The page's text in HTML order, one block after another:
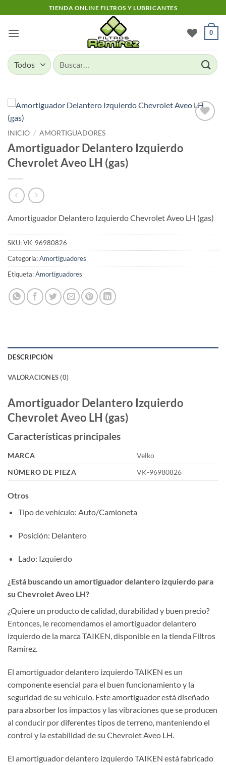
to
content
TIENDA ONLINE FILTROS Y LUBRICANTES
0
Buscar
por:
INICIO / AMORTIGUADORES
Amortiguador Delantero Izquierdo
Chevrolet Aveo LH (gas)
Amortiguador Delantero Izquierdo Chevrolet Aveo LH (gas)
SKU:VK-96980826
Categoría:Amortiguadores
Etiqueta:Amortiguadores
DESCRIPCIÓN
VALORACIONES (0)
Amortiguador Delantero Izquierdo
Chevrolet Aveo LH (gas)
Características principales
MARCA
Velko
NÚMERO DE PIEZA
VK-96980826
Otros
Tipo de vehículo: Auto/Camioneta
Posición: Delantero
Lado: Izquierdo
¿Está buscando un amortiguador delantero izquierdo para
su Chevrolet Aveo LH?
¿Quiere un producto de calidad, durabilidad y buen precio?
Entonces, le recomendamos el amortiguador delantero
izquierdo de la marca TAIKEN, disponible en la tienda Filtros
Ramírez.
El amortiguador delantero izquierdo TAIKEN es un
componente esencial para el buen funcionamiento y la
seguridad de su vehículo. Este amortiguador está diseñado
para absorber los impactos y las vibraciones que se producen
al conducir por diferentes tipos de terreno, manteniendo el
control y la estabilidad de su Chevrolet Aveo LH.
El amortiguador delantero izquierdo TAIKEN está fabricado